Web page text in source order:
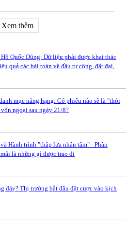
Xem thêm
Quốc Dũng: Dữ liệu phải được khai thác
quả các bài toán về đầu tư công, đất đai,
mục nâng hạng: Cổ phiếu nào sẽ là "thỏi
ngoại sau ngày 21/8?
Hành trình "thắp lửa nhân tâm" - Phần
là những gì được trao đi
đáy? Thị trường bắt đầu đặt cược vào kịch